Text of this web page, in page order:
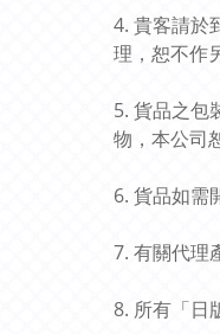
4. 貴客請於
理，恕不作
5. 貨品之包
物，本公司
6. 貨品如需
7. 有關代理
8. 所有「日